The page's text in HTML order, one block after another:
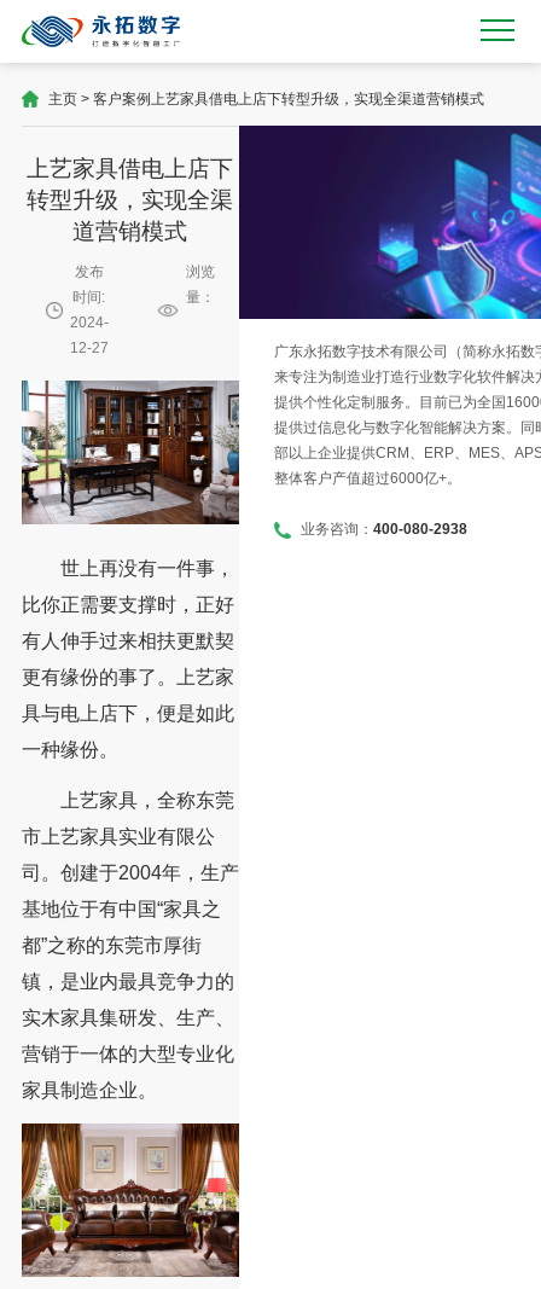
主页> 客户案例上艺家具借电上店下转型升级，实现全渠道营销模式
上艺家具借电上店下
转型升级，实现全渠
道营销模式
发布
时间:
2024-
12-27
浏览
量：
世上再没有一件事，
比你正需要支撑时，正好
有人伸手过来相扶更默契
更有缘份的事了。上艺家
具与电上店下，便是如此
一种缘份。
上艺家具，全称东莞
市上艺家具实业有限公
司。创建于2004年，生产
基地位于有中国“家具之
都”之称的东莞市厚街
镇，是业内最具竞争力的
实木家具集研发、生产、
营销于一体的大型专业化
家具制造企业。
广东永拓数字技术有限公司（简称永拓
来专注为制造业打造行业数字化软件解决
提供个性化定制服务。目前已为全国
提供过信息化与数字化智能解决方案。
部以上企业提供CRM、ERP、MES、
整体客户产值超过6000亿+。
业务咨询： 400-080-2938